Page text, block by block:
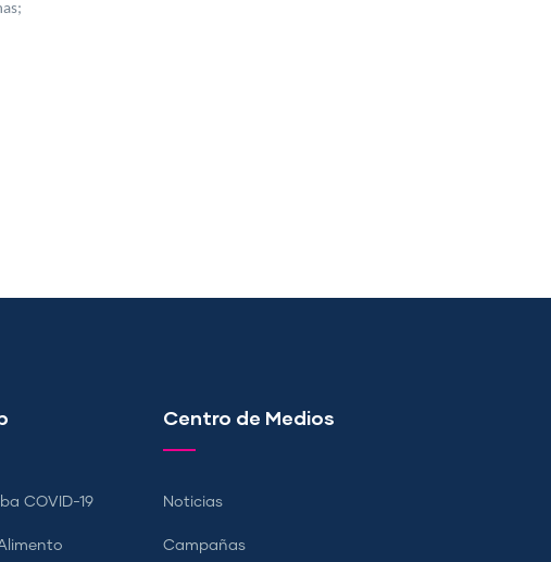
COVID-19
Centro de Medios
Noticias
Campañas